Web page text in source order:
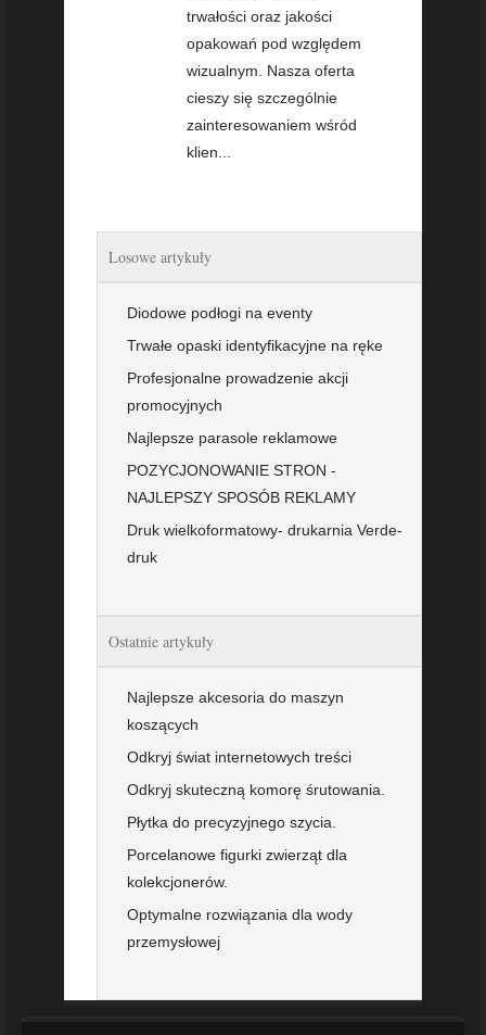
trwałości oraz jakości
opakowań pod względem
wizualnym. Nasza oferta
cieszy się szczególnie
zainteresowaniem wśród
klien...
Losowe artykuły
Diodowe podłogi na eventy
Trwałe opaski identyfikacyjne na ręke
Profesjonalne prowadzenie akcji
promocyjnych
Najlepsze parasole reklamowe
POZYCJONOWANIE STRON -
NAJLEPSZY SPOSÓB REKLAMY
Druk wielkoformatowy- drukarnia Verde-
druk
Ostatnie artykuły
Najlepsze akcesoria do maszyn
koszących
Odkryj świat internetowych treści
Odkryj skuteczną komorę śrutowania.
Płytka do precyzyjnego szycia.
Porcelanowe figurki zwierząt dla
kolekcjonerów.
Optymalne rozwiązania dla wody
przemysłowej